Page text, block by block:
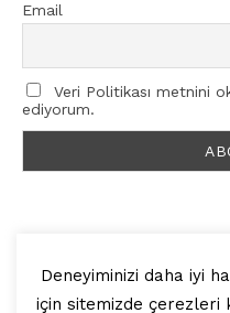
Email
Veri Politikası metnini
ediyorum.
©
Deneyiminizi daha iyi
için sitemizde çerezleri